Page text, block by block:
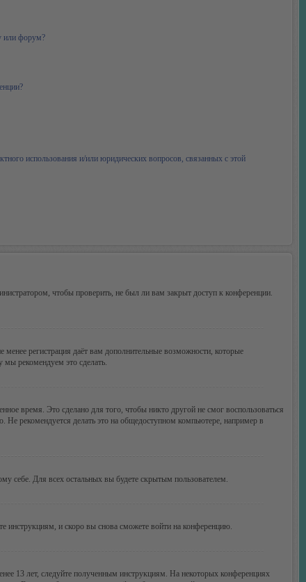
или форум?
использования и/или юридических вопросов, связанных с этой
чтобы проверить, не был ли вам закрыт доступ к конференции.
регистрация даёт вам дополнительные возможности, которые
мы рекомендуем это сделать.
время. Это сделано для того, чтобы никто другой не смог воспользоваться
рекомендуется делать это на общедоступном компьютере, например в
себе. Для всех остальных вы будете скрытым пользователем.
инструкциям, и скоро вы снова сможете войти на конференцию.
13 лет, следуйте полученным инструкциям. На некоторых конференциях